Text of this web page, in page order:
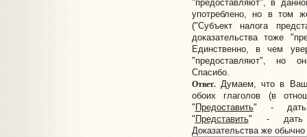
"предоставляют", в
употреблено, но в том
("Субъект налога
доказательства тоже
Единственно, в чем
"предоставляют", но
Спасибо.
Ответ.Думаем, что в
обоих глаголов (в
" Предоставить" - дать
" Представить" - дать
Доказательства же